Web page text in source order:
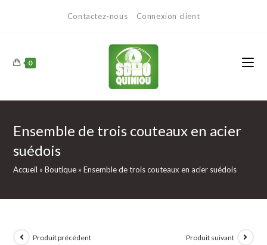
Contactez-nous Connexion client
0
Ensemble de trois couteaux en acier
suédois
Accueil »Boutique »Ensemble de trois couteaux en acier suédois
Produit précédent Produit suivant